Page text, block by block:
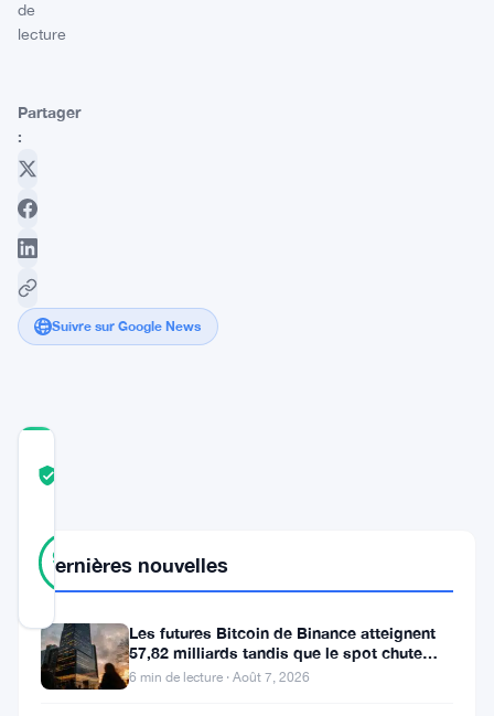
de
lecture
Partager
:
Suivre sur Google News
95%
Polkadot
Dernières nouvelles
Les futures Bitcoin de Binance atteignent
57,82 milliards tandis que le spot chute
huit fois
6 min de lecture · Août 7, 2026